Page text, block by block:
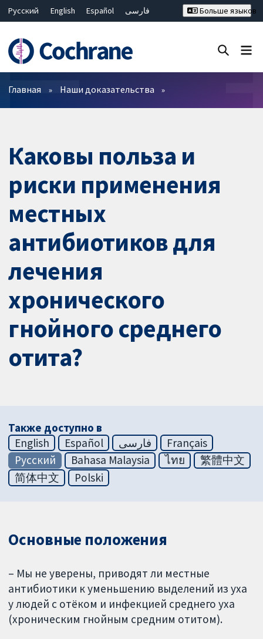
Русский English Español
فارسی
Bahasa Malaysia
ไทย
繁體中文
简体中文
Больше языков
Фильтры
Главная Наши доказательства
Каковы польза и
риски применения
местных
антибиотиков для
лечения
хронического
гнойного среднего
отита?
Также доступно в
English
Español فارسی
Français
Русский
Bahasa Malaysia ไทย
繁體中文
简体中文
Polski
Основные положения
– Мы не уверены, приводят ли местные
антибиотики к уменьшению выделений из уха
у людей с отёком и инфекцией среднего уха
(хроническим гнойным средним отитом).